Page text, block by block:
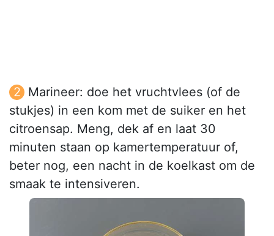
Marineer: doe het vruchtvlees (of de
stukjes) in een kom met de suiker en het
citroensap. Meng, dek af en laat 30
minuten staan op kamertemperatuur of,
beter nog, een nacht in de koelkast om de
smaak te intensiveren.